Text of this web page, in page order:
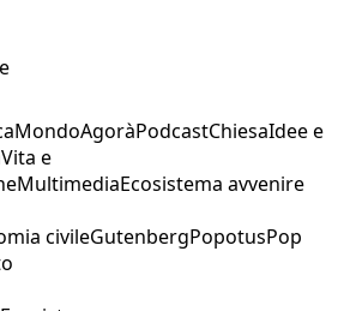
MondoAgoràPodcastChiesaIdee e
Vita e
MultimediaEcosistema avvenire
civileGutenbergPopotusPop